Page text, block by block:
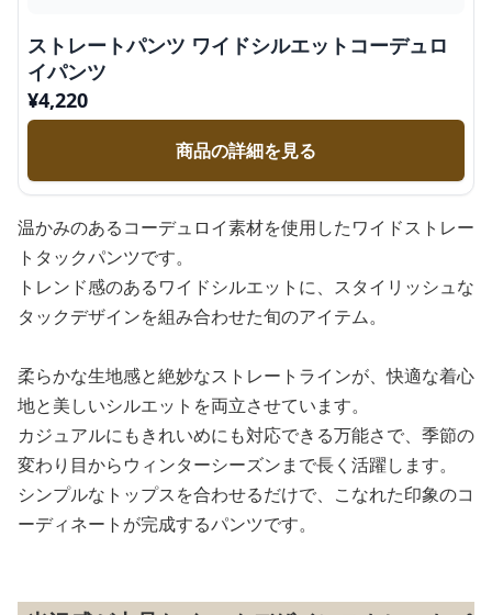
ストレートパンツ ワイドシルエットコーデュロ
イパンツ
¥4,220
商品の詳細を見る
温かみのあるコーデュロイ素材を使用したワイドストレー
トタックパンツです。
トレンド感のあるワイドシルエットに、スタイリッシュな
タックデザインを組み合わせた旬のアイテム。
柔らかな生地感と絶妙なストレートラインが、快適な着心
地と美しいシルエットを両立させています。
カジュアルにもきれいめにも対応できる万能さで、季節の
変わり目からウィンターシーズンまで長く活躍します。
シンプルなトップスを合わせるだけで、こなれた印象のコ
ーディネートが完成するパンツです。